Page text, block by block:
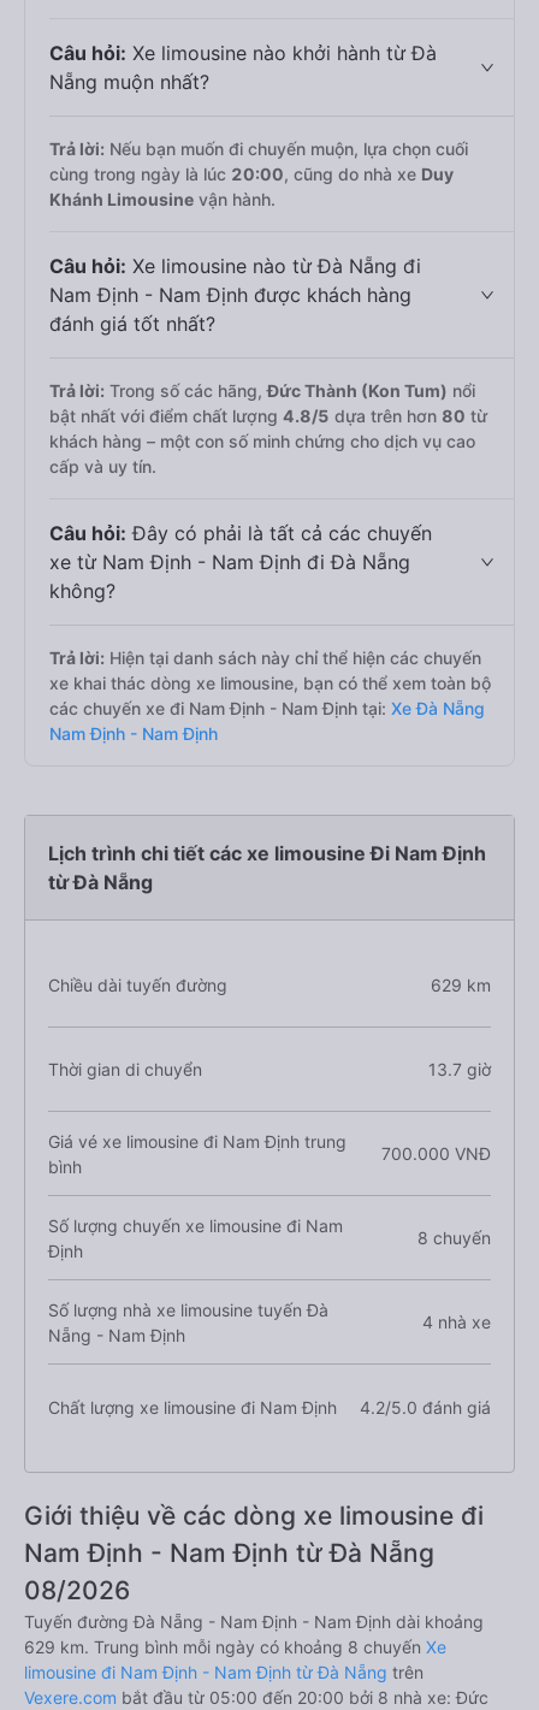
Câu hỏi: Xe limousine nào khởi hành từ Đà
Nẵng muộn nhất?
Trả lời: Nếu bạn muốn đi chuyến muộn, lựa chọn cuối
cùng trong ngày là lúc 20:00, cũng do nhà xe Duy
Khánh Limousine vận hành.
Câu hỏi: Xe limousine nào từ Đà Nẵng đi
Nam Định - Nam Định được khách hàng
đánh giá tốt nhất?
Trả lời: Trong số các hãng,Đức Thành (Kon Tum) nổi
bật nhất với điểm chất lượng 4.8/5 dựa trên hơn 80 từ
khách hàng – một con số minh chứng cho dịch vụ cao
cấp và uy tín.
Câu hỏi: Đây có phải là tất cả các chuyến
xe từ Nam Định - Nam Định đi Đà Nẵng
không?
Trả lời: Hiện tại danh sách này chỉ thể hiện các chuyến
xe khai thác dòng xe limousine, bạn có thể xem toàn bộ
các chuyến xe đi Nam Định - Nam Định tại: Xe Đà Nẵng
Nam Định - Nam Định
Lịch trình chi tiết các xe limousine Đi Nam Định
từ Đà Nẵng
Chiều dài tuyến đường 629 km
Thời gian di chuyển 13.7 giờ
Giá vé xe limousine đi Nam Định trung
bình
700.000 VNĐ
Số lượng chuyến xe limousine đi Nam
Định
8 chuyến
Số lượng nhà xe limousine tuyến Đà
Nẵng - Nam Định
4 nhà xe
Chất lượng xe limousine đi Nam Định 4.2/5.0 đánh giá
Giới thiệu về các dòng xe limousine đi
Nam Định - Nam Định từ Đà Nẵng
08/2026
Tuyến đường Đà Nẵng - Nam Định - Nam Định dài khoảng
629 km. Trung bình mỗi ngày có khoảng 8 chuyến Xe
limousine đi Nam Định - Nam Định từ Đà Nẵng trên
Vexere.com bắt đầu từ 05:00 đến 20:00 bởi 8 nhà xe: Đức